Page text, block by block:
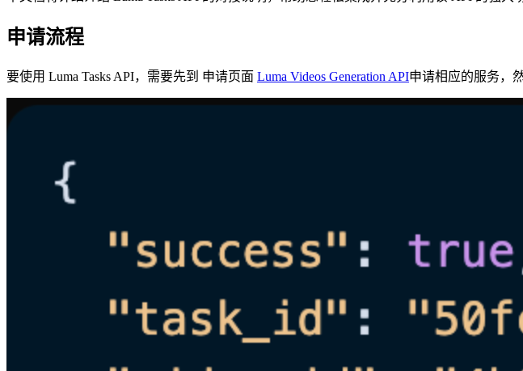
申请流程
要使用 Luma Tasks API，需要先到 申请页面 Luma Videos Generation API申请相应的服务，